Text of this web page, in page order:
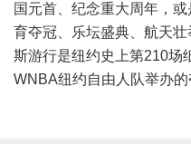
国元首、纪念重大周年，
育夺冠、乐坛盛典、航天
斯游行是纽约史上第210场
WNBA纽约自由人队举办的